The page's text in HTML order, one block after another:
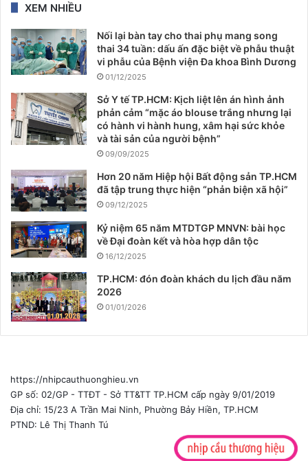
XEM NHIỀU
Nối lại bàn tay cho thai phụ mang song
thai 34 tuần: dấu ấn đặc biệt về phẫu thuật
vi phẫu của Bệnh viện Đa khoa Bình Dương
01/12/2025
Sở Y tế TP.HCM: Kịch liệt lên án hình ảnh
phản cảm “mặc áo blouse trắng nhưng lại
có hành vi hành hung, xâm hại sức khỏe
và tài sản của người bệnh”
09/09/2025
Hơn 20 năm Hiệp hội Bất động sản TP.HCM
đã tập trung thực hiện “phản biện xã hội”
09/12/2025
Kỷ niệm 65 năm MTDTGP MNVN: bài học
về Đại đoàn kết và hòa hợp dân tộc
16/12/2025
TP.HCM: đón đoàn khách du lịch đầu năm
2026
01/01/2026
https://nhipcauthuonghieu.vn
GP số: 02/GP - TTĐT - Sở TT&TT TP.HCM cấp ngày 9/01/2019
Địa chỉ: 15/23 A Trần Mai Ninh, Phường Bảy Hiền, TP.HCM
PTND: Lê Thị Thanh Tú